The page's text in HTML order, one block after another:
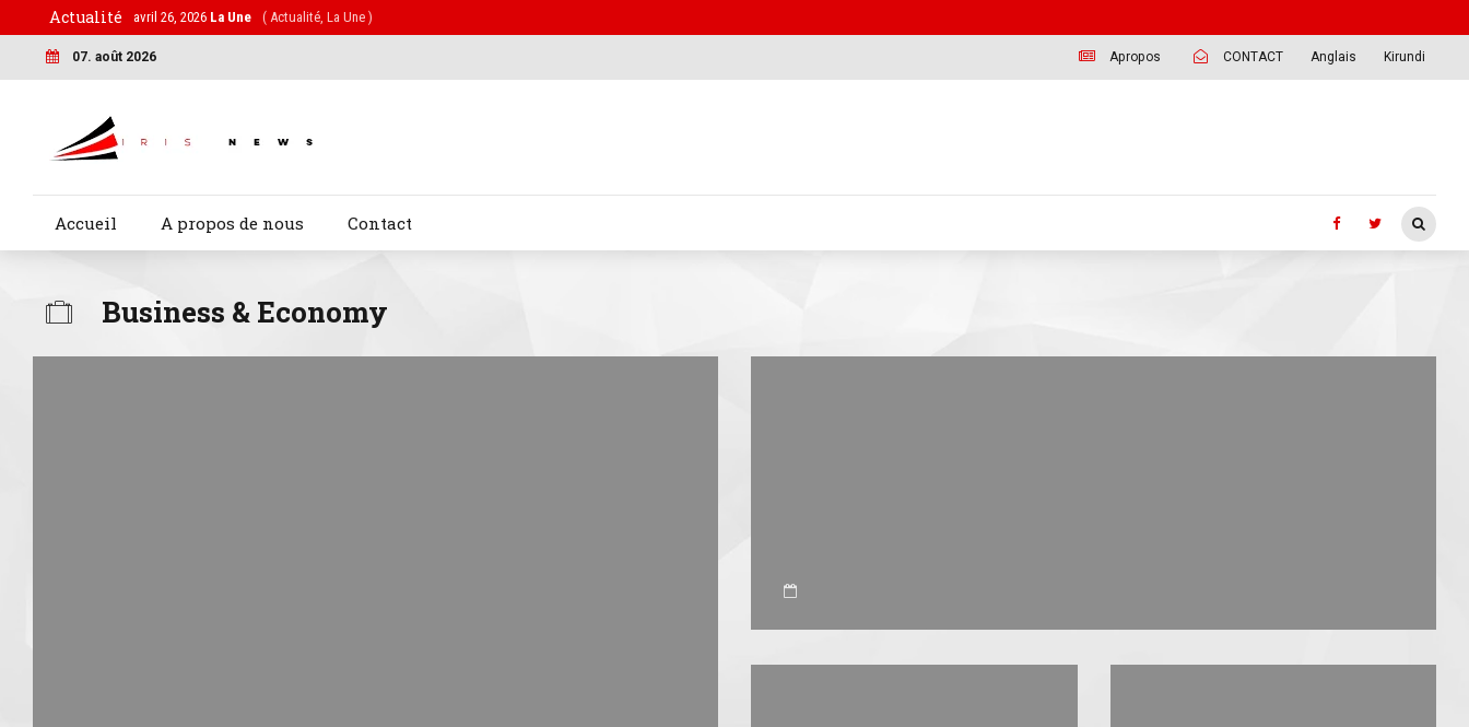
Actualité avril 26, 2026 La Une ( Actualité, La Une )
07. août 2026 Apropos CONTACT Anglais Kirundi
Accueil A propos de nous Contact
Business & Economy